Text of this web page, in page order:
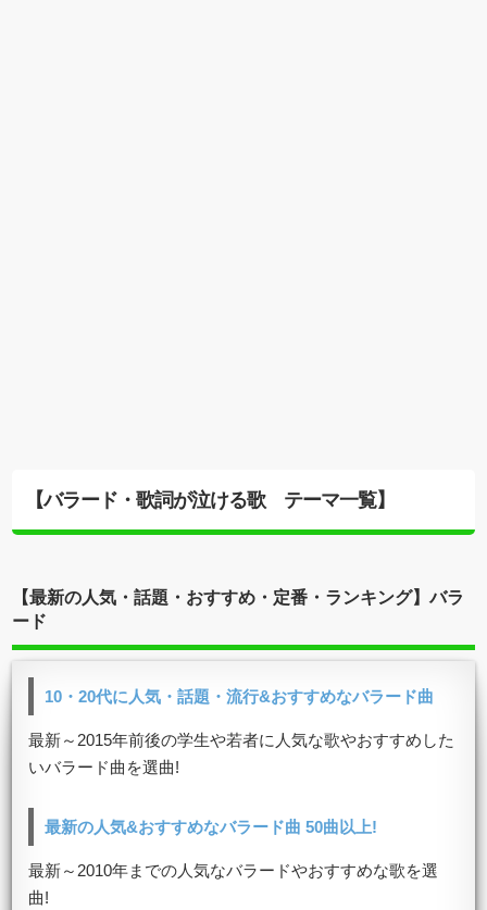
【バラード・歌詞が泣ける歌 テーマ一覧】
【最新の人気・話題・おすすめ・定番・ランキング】バラ
ード
10・20代に人気・話題・流行&おすすめなバラード曲
最新～2015年前後の学生や若者に人気な歌やおすすめした
いバラード曲を選曲!
最新の人気&おすすめなバラード曲 50曲以上!
最新～2010年までの人気なバラードやおすすめな歌を選
曲!